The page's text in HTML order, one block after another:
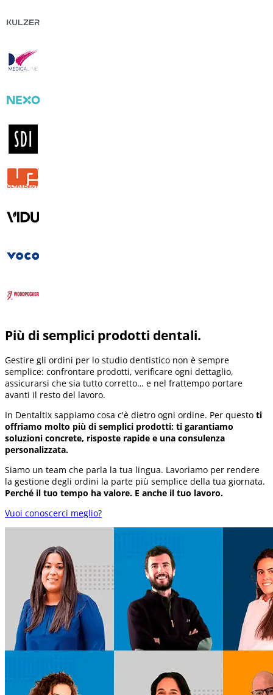
Più di semplici prodotti dentali.
Gestire gli ordini per lo studio dentistico non è sempre
semplice: confrontare prodotti, verificare ogni dettaglio,
assicurarsi che sia tutto corretto… e nel frattempo portare
avanti il resto del lavoro.
In Dentaltix sappiamo cosa c'è dietro ogni ordine. Per questo ti
offriamo molto più di semplici prodotti: ti garantiamo
soluzioni concrete, risposte rapide e una consulenza
personalizzata.
Siamo un team che parla la tua lingua. Lavoriamo per rendere
la gestione degli ordini la parte più semplice della tua giornata.
Perché il tuo tempo ha valore. E anche il tuo lavoro.
Vuoi conoscerci meglio?